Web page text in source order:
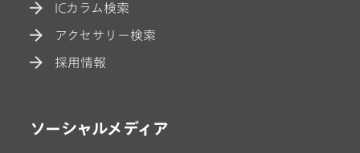
ICカラム検索
アクセサリー検索
採用情報
ソーシャルメディア